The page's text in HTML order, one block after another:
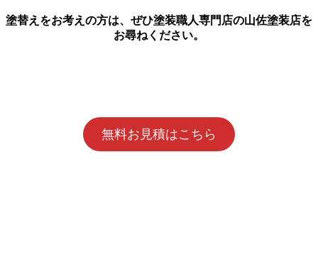
塗替えをお考えの方は、ぜひ塗装職人専門店の山佐塗装店を
お尋ねください。
無料お見積はこちら